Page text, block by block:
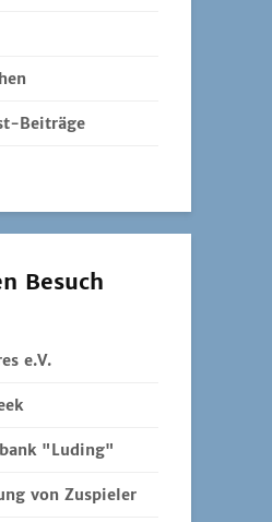
Beiträge
Besuch
e.V.
"Luding"
von Zuspieler